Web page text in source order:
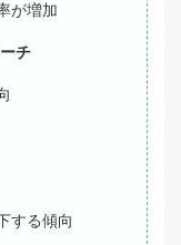
が増加
チ
する傾向